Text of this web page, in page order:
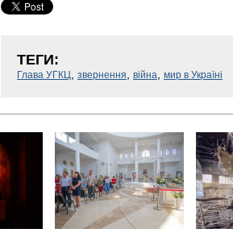
ТЕГИ:
Глава УГКЦ, звернення, війна, мир в Україні